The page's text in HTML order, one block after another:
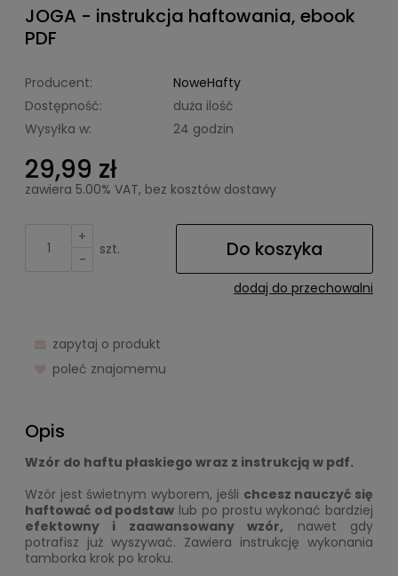
JOGA - instrukcja haftowania, ebook
PDF
Producent:
NoweHafty
Dostępność:
duża ilość
Wysyłka w:
24 godzin
29,99 zł
zawiera 5.00% VAT, bez kosztów dostawy
+
-
szt. Do koszyka
dodaj do przechowalni
zapytaj o produkt
poleć znajomemu
Opis
Wzór do haftu płaskiego wraz z instrukcją w pdf.
Wzór jest świetnym wyborem, jeśli chcesz nauczyć się
haftować od podstaw lub po prostu wykonać bardziej
efektowny i zaawansowany wzór, nawet gdy
potrafisz już wyszywać. Zawiera instrukcję wykonania
tamborka krok po kroku.